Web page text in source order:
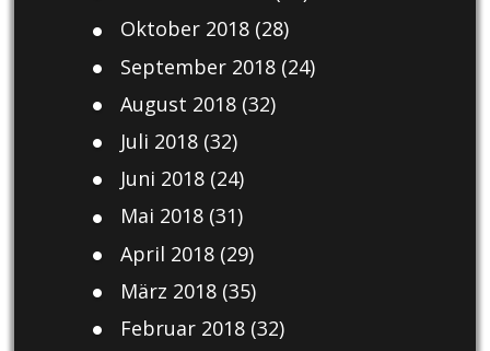
Oktober 2018(28)
September 2018(24)
August 2018(32)
Juli 2018(32)
Juni 2018(24)
Mai 2018(31)
April 2018(29)
März 2018(35)
Februar 2018(32)